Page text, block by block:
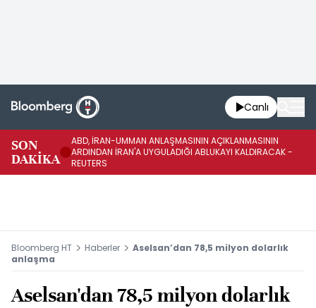
Canlı
SON
DAKİKA
ABD, İRAN-UMMAN ANLAŞMASININ AÇIKLANMASININ
ARDINDAN İRAN'A UYGULADIĞI ABLUKAYI KALDIRACAK -
REUTERS
Bloomberg HT Haberler
Aselsan’dan 78,5 milyon dolarlık
anlaşma
Aselsan'dan 78,5 milyon dolarlık